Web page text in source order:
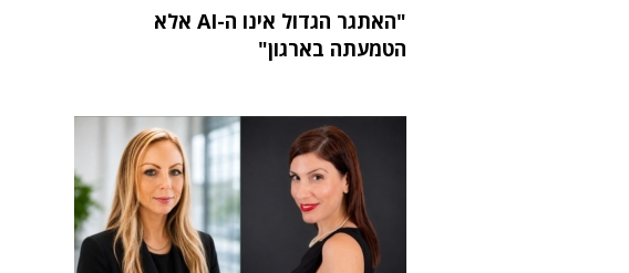
"האתגר הגדול אינו ה-AI אלא
הטמעתה בארגון"